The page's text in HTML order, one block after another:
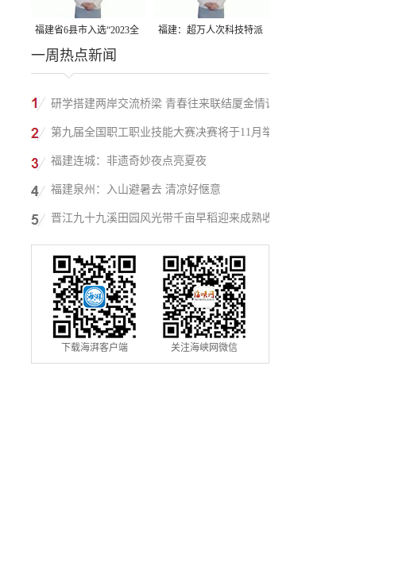
福建省6县市入选“2023全
国县域发展潜力百强县”
福建：超万人次科技特派
一周热点新闻
研学搭建两岸交流桥梁 青春往来联结厦金情谊
第九届全国职工职业技能大赛决赛将于11月举
行
福建连城：非遗奇妙夜点亮夏夜
福建泉州：入山避暑去 清凉好惬意
晋江九十九溪田园风光带千亩早稻迎来成熟收
割季
下载海湃客户端 关注海峡网微信